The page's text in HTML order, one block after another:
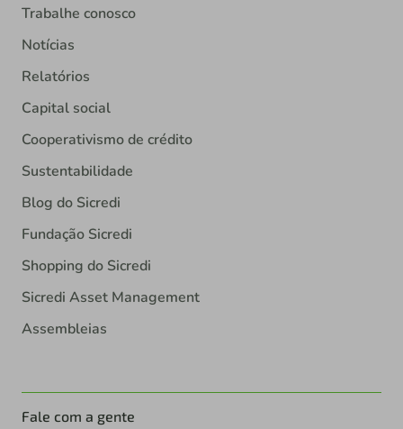
Trabalhe conosco
Notícias
Relatórios
Capital social
Cooperativismo de crédito
Sustentabilidade
Blog do Sicredi
Fundação Sicredi
Shopping do Sicredi
Sicredi Asset Management
Assembleias
Fale com a gente